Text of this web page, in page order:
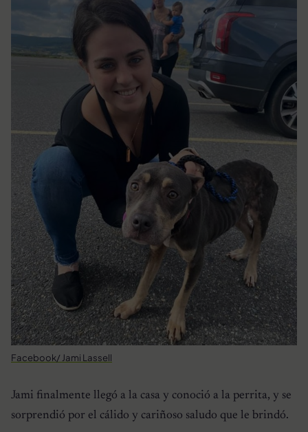
Facebook/ Jami Lassell
Jami finalmente llegó a la casa y conoció a la perrita, y se
sorprendió por el cálido y cariñoso saludo que le brindó.